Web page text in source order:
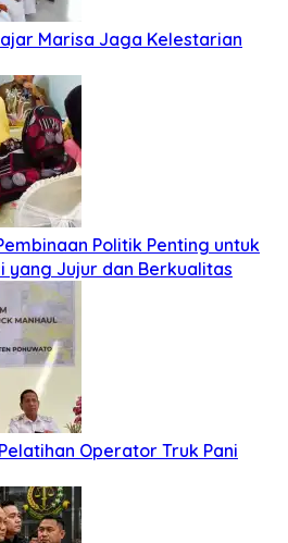
Marisa Jaga Kelestarian
Politik Penting untuk
yang Jujur dan Berkualitas
Operator Truk Pani